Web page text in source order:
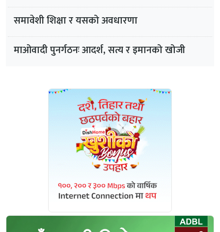
समावेशी शिक्षा र यसको अवधारणा
माओवादी पुनर्गठनः आदर्श, सत्य र इमानको खोजी